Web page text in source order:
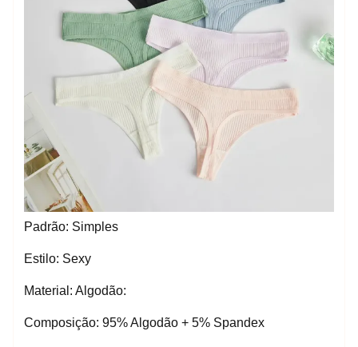
Padrão: Simples
Estilo: Sexy
Material: Algodão:
Composição: 95% Algodão + 5% Spandex